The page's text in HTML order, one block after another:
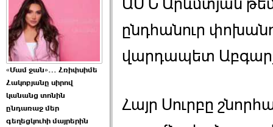
2026-06-10 22:55:00
Ուշքի չենք գալիս այն
խայտառակ ›››
«Մամ ջան»… Հռիփսիմե
Հակոբյանը սիրով
կանանց տոնին
ընդառաջ մեր
գեղեցկուհի մայրերին
ընդհանուր
վարդապետ
Հայր Սուրբը